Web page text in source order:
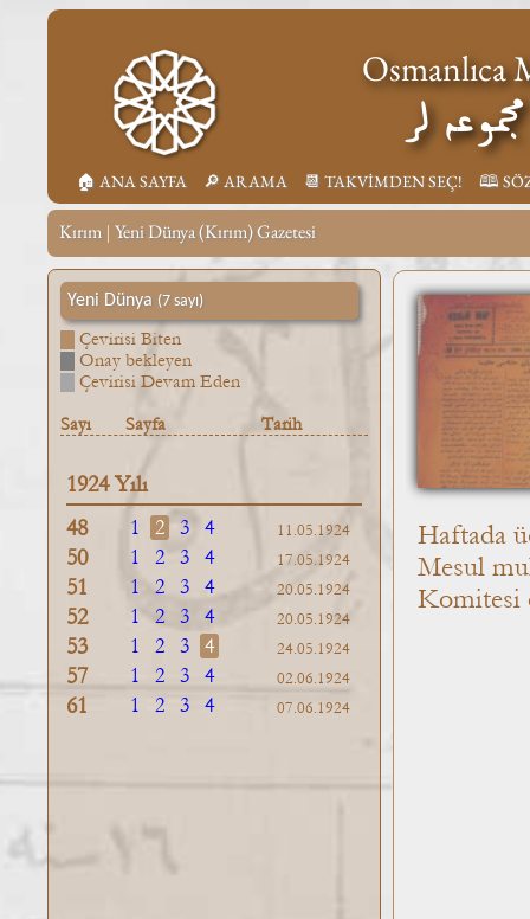
Osmanlıca
لر
🏠︎ ANA SAYFA 🔎︎ ARAMA 📆︎ TAKVİMDEN SEÇ! 🕮
Kırım | Yeni Dünya (Kırım) Gazetesi
Yeni Dünya (7 sayı)
Çevirisi Biten
Onay bekleyen
Çevirisi Devam Eden
Sayı
Sayfa Tarih
1924 Yılı
48
11.05.1924
1 2 3 4
50 17.05.1924
1 2 3 4
51 20.05.1924
1 2 3 4
52 20.05.1924
1 2 3 4
53 24.05.1924
1 2 3 4
57 02.06.1924
1 2 3 4
61 07.06.1924
1 2 3 4
Haftada
Mesul
Komitesi